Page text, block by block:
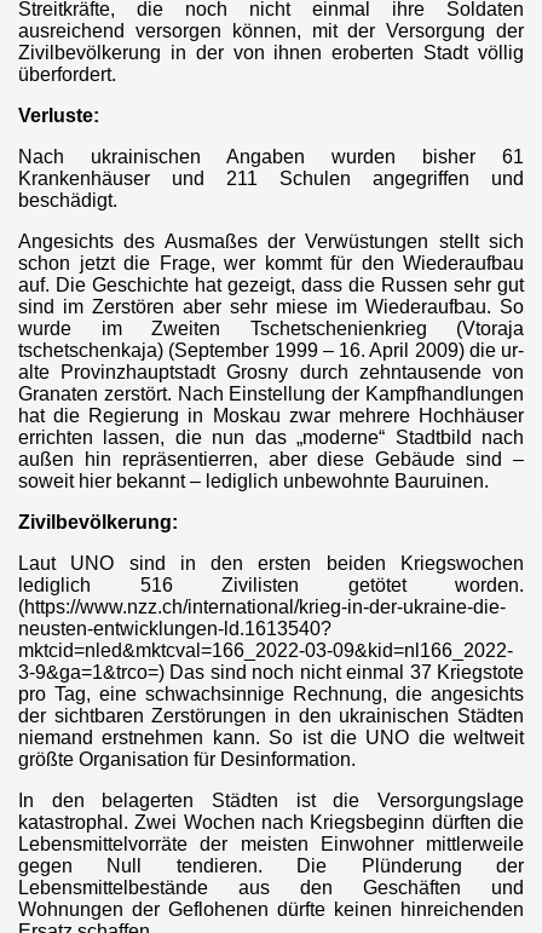
Streitkräfte, die noch nicht einmal ihre Soldaten
ausreichend versorgen können, mit der Versorgung der
Zivilbevölkerung in der von ihnen eroberten Stadt völlig
überfordert.
Verluste:
Nach ukrainischen Angaben wurden bisher 61
Krankenhäuser und 211 Schulen angegriffen und
beschädigt.
Angesichts des Ausmaßes der Verwüstungen stellt sich
schon jetzt die Frage, wer kommt für den Wiederaufbau
auf. Die Geschichte hat gezeigt, dass die Russen sehr gut
sind im Zerstören aber sehr miese im Wiederaufbau. So
wurde im Zweiten Tschetschenienkrieg (Vtoraja
tschetschenkaja) (September 1999 – 16. April 2009) die ur-
alte Provinzhauptstadt Grosny durch zehntausende von
Granaten zerstört. Nach Einstellung der Kampfhandlungen
hat die Regierung in Moskau zwar mehrere Hochhäuser
errichten lassen, die nun das „moderne“ Stadtbild nach
außen hin repräsentierren, aber diese Gebäude sind –
soweit hier bekannt – lediglich unbewohnte Bauruinen.
Zivilbevölkerung:
Laut UNO sind in den ersten beiden Kriegswochen
lediglich 516 Zivilisten getötet worden.
(https://www.nzz.ch/international/krieg-in-der-ukraine-die-
neusten-entwicklungen-ld.1613540?
mktcid=nled&mktcval=166_2022-03-09&kid=nl166_2022-
3-9&ga=1&trco=) Das sind noch nicht einmal 37 Kriegstote
pro Tag, eine schwachsinnige Rechnung, die angesichts
der sichtbaren Zerstörungen in den ukrainischen Städten
niemand erstnehmen kann. So ist die UNO die weltweit
größte Organisation für Desinformation.
In den belagerten Städten ist die Versorgungslage
katastrophal. Zwei Wochen nach Kriegsbeginn dürften die
Lebensmittelvorräte der meisten Einwohner mittlerweile
gegen Null tendieren. Die Plünderung der
Lebensmittelbestände aus den Geschäften und
Wohnungen der Geflohenen dürfte keinen hinreichenden